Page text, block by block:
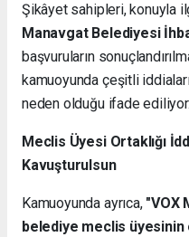
Şikâyet sahipleri, konuyla
Manavgat Belediyesi
başvuruların
kamuoyunda çeşitli
neden olduğu ifade ediliyor.
Meclis Üyesi Ortaklığı
Kavuşturulsun
Kamuoyunda ayrıca, "VOX
belediye meclis üyesinin